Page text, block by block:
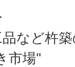
など杵
市場"